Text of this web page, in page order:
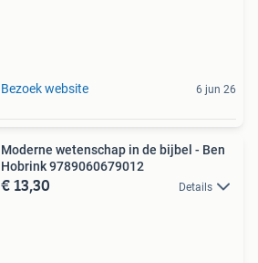
Bezoek website 6 jun 26
Moderne wetenschap in de bijbel - Ben
Hobrink 9789060679012
€ 13,30 Details